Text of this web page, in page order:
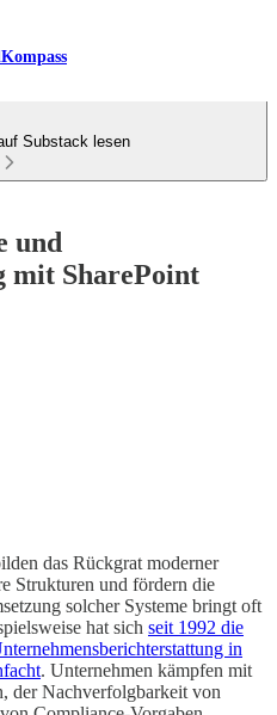
Substack lesen
und
mit SharePoint
das Rückgrat moderner
Strukturen und fördern die
solcher Systeme bringt oft
hat sich seit 1992 die
in
. Unternehmen kämpfen mit
der Nachverfolgbarkeit von